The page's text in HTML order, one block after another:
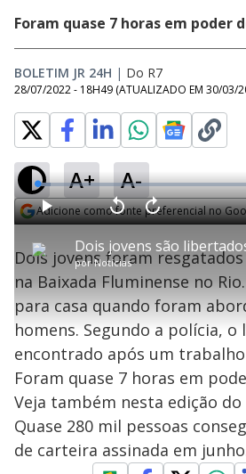
Foram quase 7 horas em poder
BOLETIM JR 24H | Do R7
28/07/2022 - 18H49 (ATUALIZADO EM 30/03/
A+ A-
Adicione como fonte preferencial no
P
l
a
y
porNotícias
P V
t
a
r
0
e
g
n
d
s
A
n
ç
a
1
e
u
n
o
s
M
u
d
o
L
o
a
d
e
4
.
8
2
%
Dois jovens foram
na Baixada Fluminense no
para casa quando foram
homens. Segundo a polícia, o
encontrado após um
Foram quase 7 horas em
Veja também nesta edição do
Quase 280 mil pessoas
de carteira assinada em